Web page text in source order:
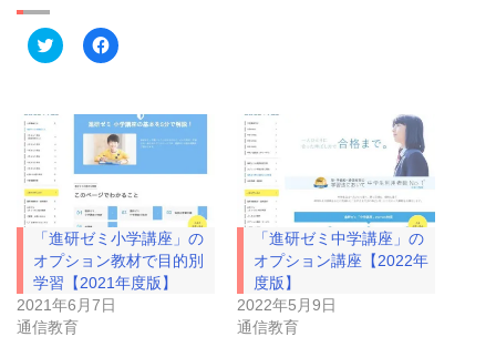
ク
リ
て
w
i
t
t
e
で
共
有
(
新
し
い
ウ
F
a
o
o
k
で
共
す
る
に
は
ク
リ
ッ
ク
し
「進研ゼミ小学講座」の
オプション教材で目的別
学習【2021年度版】
2021年6月7日
通信教育
「進研ゼミ中学講座」の
オプション講座【2022年
度版】
2022年5月9日
通信教育